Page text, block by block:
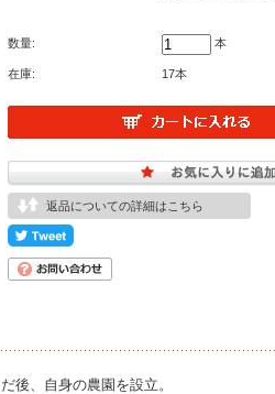
数量: 本
在庫: 17本
返品についての詳細はこちら
後、自身の農園を設立。